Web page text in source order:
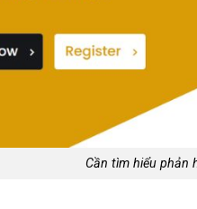
Cần tìm hiểu phản